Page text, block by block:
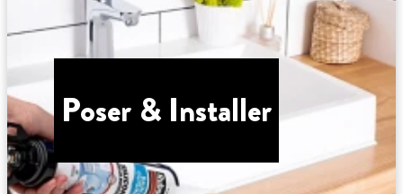
Poser & Installer